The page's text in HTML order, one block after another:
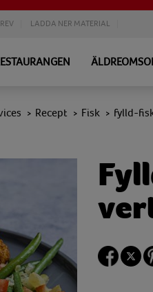
LADDA NER MATERIAL
> Recept > Fisk > fylld-